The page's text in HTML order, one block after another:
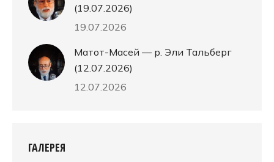
(19.07.2026)
19.07.2026
Матот-Масей — р. Эли Тальберг
(12.07.2026)
12.07.2026
ГАЛЕРЕЯ